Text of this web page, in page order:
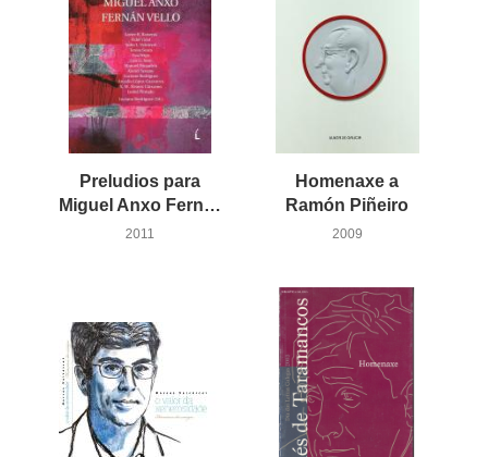
Preludios para
Miguel Anxo Fernán Vello
2011
Homenaxe a
Ramón Piñeiro
2009